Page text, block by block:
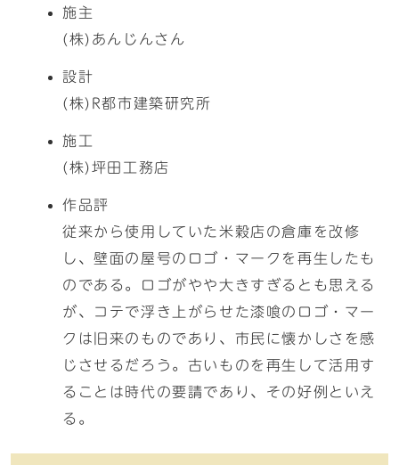
施主
(株)あんじんさん
設計
(株)R都市建築研究所
施工
(株)坪田工務店
作品評
従来から使用していた米穀店の倉庫を改修
し、壁面の屋号のロゴ・マークを再生したも
のである。ロゴがやや大きすぎるとも思える
が、コテで浮き上がらせた漆喰のロゴ・マー
クは旧来のものであり、市民に懐かしさを感
じさせるだろう。古いものを再生して活用す
ることは時代の要請であり、その好例といえ
る。